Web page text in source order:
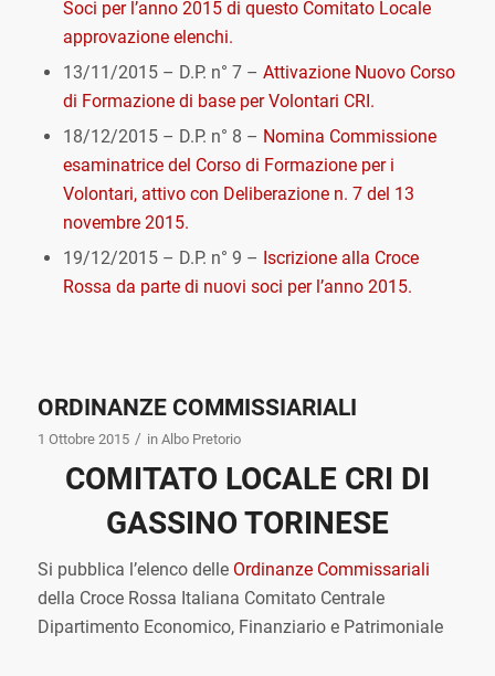
Soci per l’anno 2015 di questo Comitato Locale
approvazione elenchi.
13/11/2015 – D.P. n° 7 – Attivazione Nuovo Corso
di Formazione di base per Volontari CRI.
18/12/2015 – D.P. n° 8 – Nomina Commissione
esaminatrice del Corso di Formazione per i
Volontari, attivo con Deliberazione n. 7 del 13
novembre 2015.
19/12/2015 – D.P. n° 9 – Iscrizione alla Croce
Rossa da parte di nuovi soci per l’anno 2015.
ORDINANZE COMMISSIARIALI
1 Ottobre 2015 / in Albo Pretorio
COMITATO LOCALE CRI DI
GASSINO TORINESE
Si pubblica l’elenco delle Ordinanze Commissariali
della Croce Rossa Italiana Comitato Centrale
Dipartimento Economico, Finanziario e Patrimoniale